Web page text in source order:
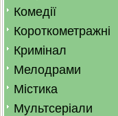
Комедії
Короткометражні
Кримінал
Мелодрами
Містика
Мультсеріали